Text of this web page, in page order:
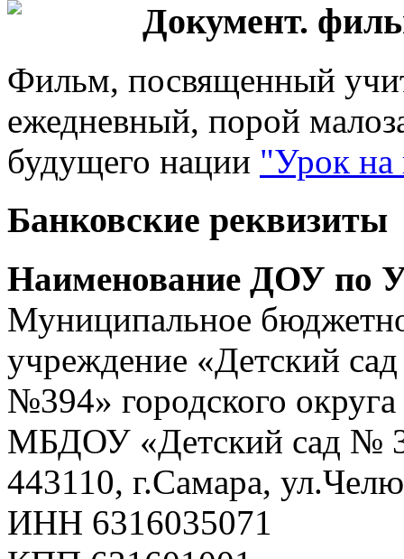
Документ.
Фильм, посвященный
ежедневный, порой
будущего нации "Урок
Банковские реквизиты
Наименование ДОУ по
Муниципальное
учреждение «Детский
№394» городского
МБДОУ «Детский сад №
443110, г.Самара,
ИНН 6316035071